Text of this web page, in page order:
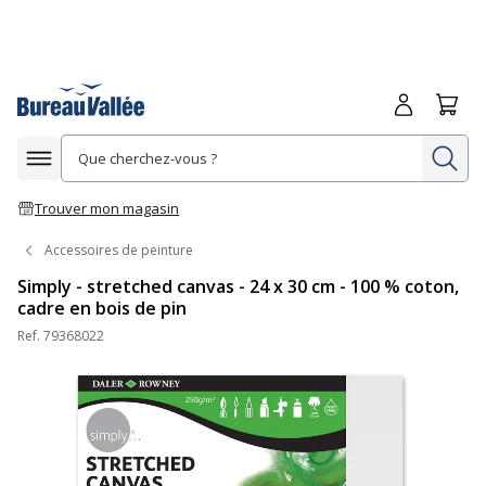
Afficher la navigation
Trouver mon magasin
Me
Accessoires de peinture
Simply - stretched canvas - 24 x 30 cm - 100 % coton,
cadre en bois de pin
Ref. 79368022